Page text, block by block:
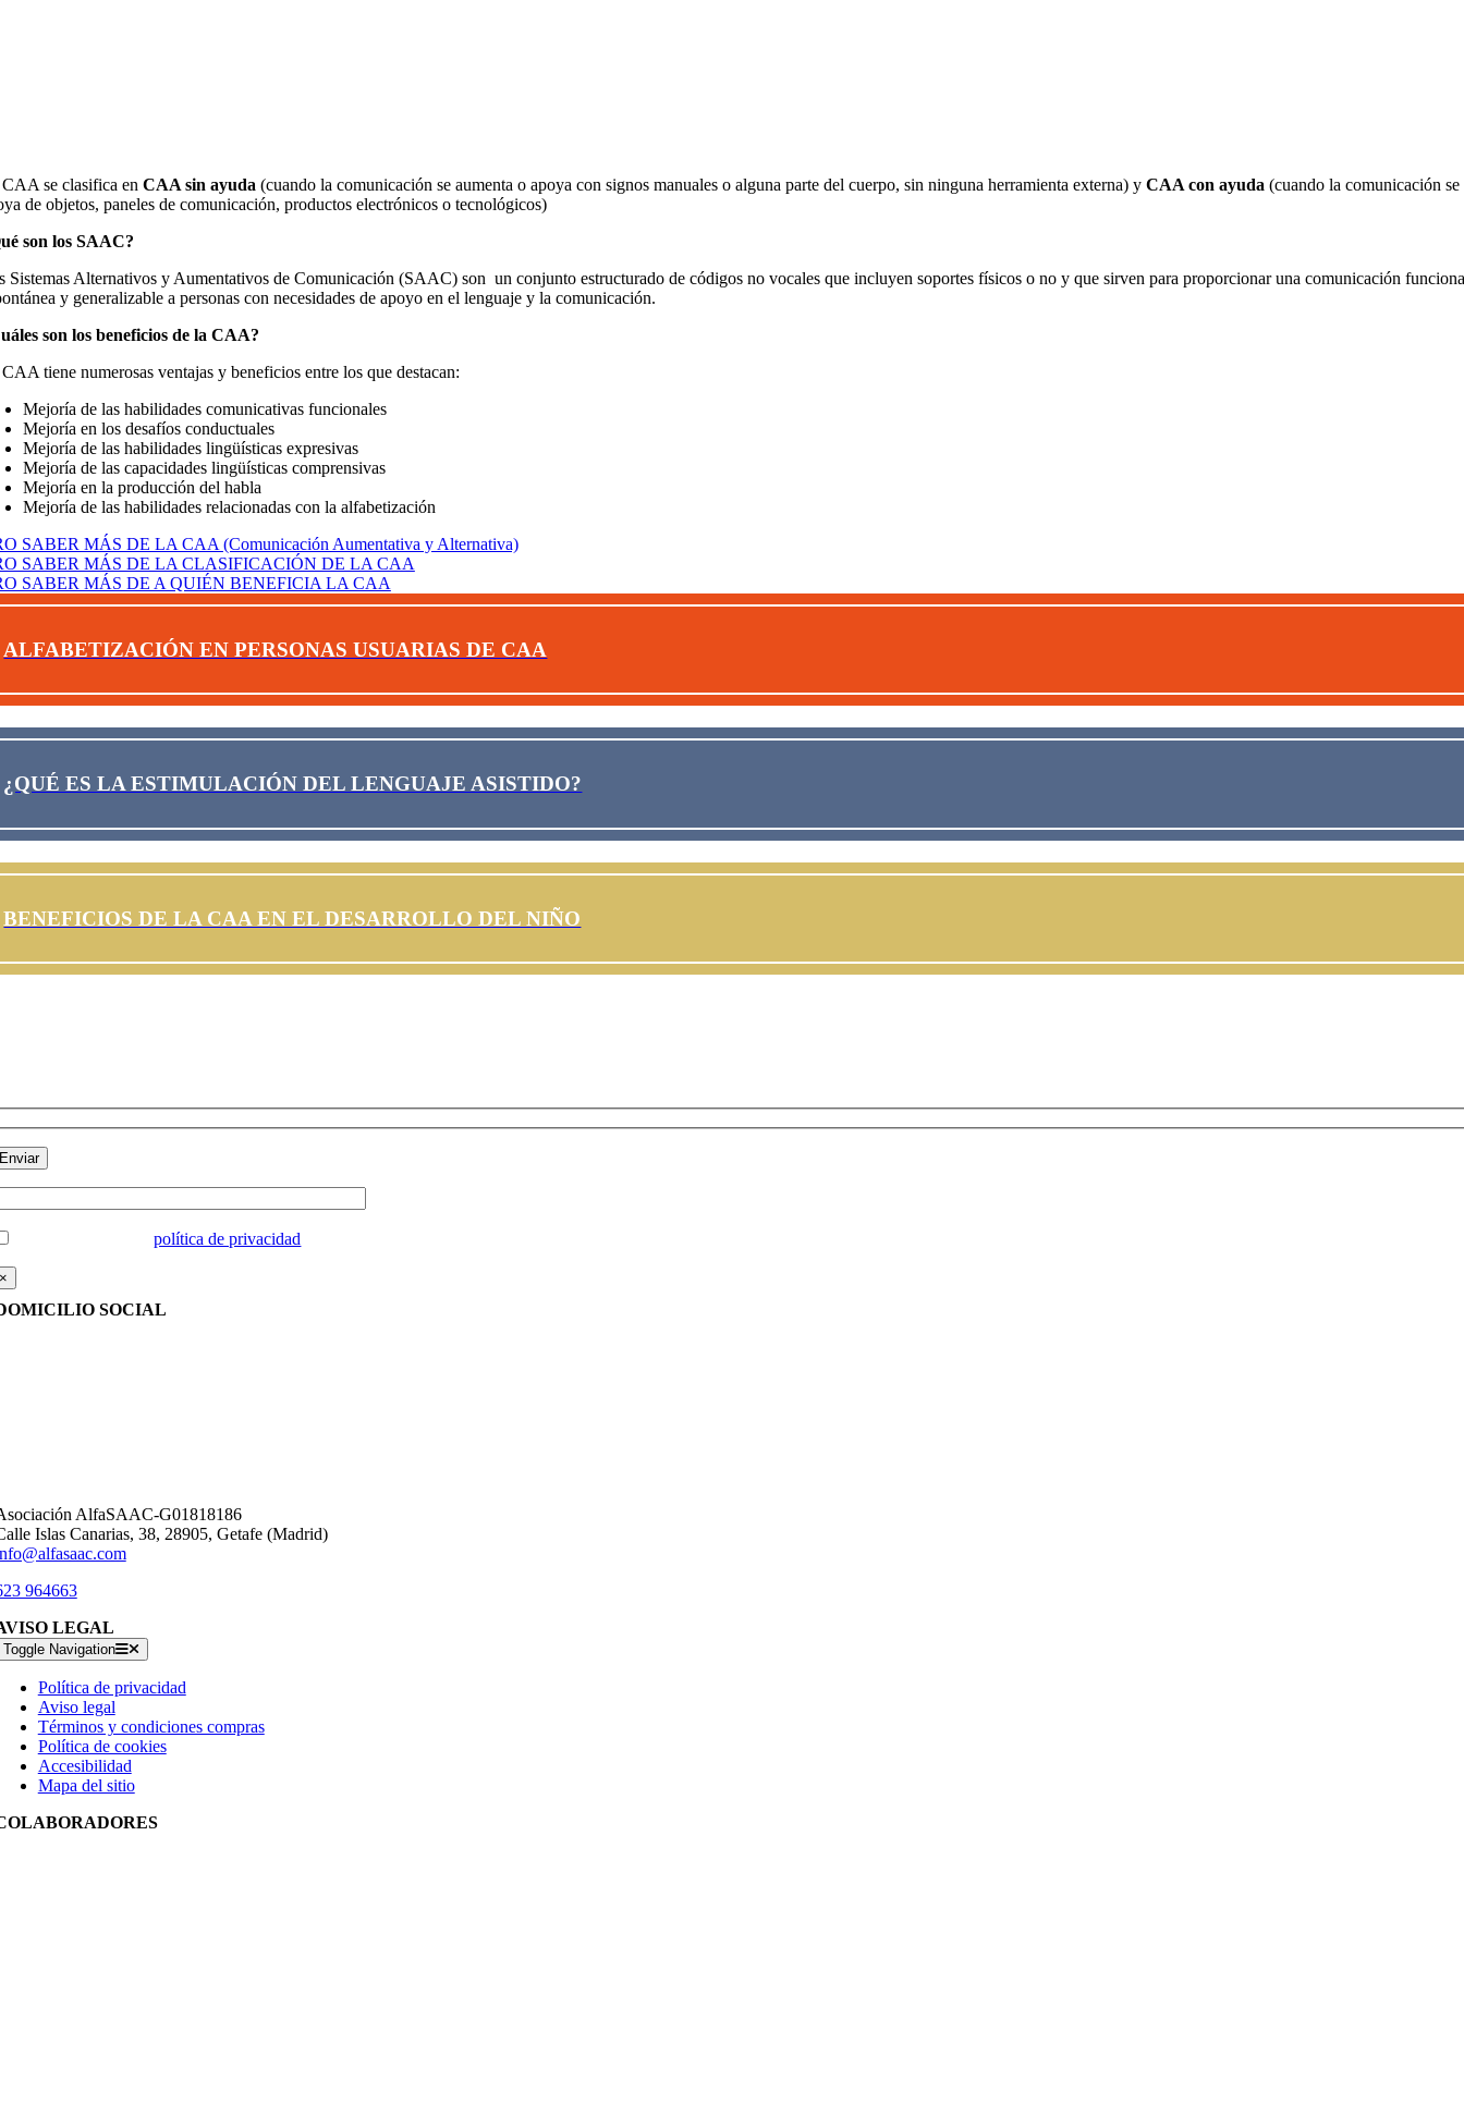
se clasifica en CAA sin ayuda (cuando la comunicación se aumenta o apoya con signos manuales o alguna parte del cuerpo, sin ninguna herramienta externa) yCAA con ayuda (cuando la comunicación se
de objetos, paneles de comunicación, productos electrónicos o tecnológicos)
son los SAAC?
Sistemas Alternativos y Aumentativos de Comunicación (SAAC) son un conjunto estructurado de códigos no vocales que incluyen soportes físicos o no y que sirven para proporcionar una comunicación
y generalizable a personas con necesidades de apoyo en el lenguaje y la comunicación.
son los beneficios de la CAA?
tiene numerosas ventajas y beneficios entre los que destacan:
Mejoría de las habilidades comunicativas funcionales
Mejoría en los desafíos conductuales
Mejoría de las habilidades lingüísticas expresivas
Mejoría de las capacidades lingüísticas comprensivas
Mejoría en la producción del habla
Mejoría de las habilidades relacionadas con la alfabetización
SABER MÁS DE LA CAA (Comunicación Aumentativa y Alternativa)
SABER MÁS DE LA CLASIFICACIÓN DE LA CAA
SABER MÁS DE A QUIÉN BENEFICIA LA CAA
ALFABETIZACIÓN EN PERSONAS USUARIAS DE CAA
¿QUÉ ES LA ESTIMULACIÓN DEL LENGUAJE ASISTIDO?
BENEFICIOS DE LA CAA EN EL DESARROLLO DEL NIÑO
He leido y acepto lapolítica de privacidad
×
SOCIAL
AlfaSAAC-G01818186
Islas Canarias, 38, 28905, Getafe (Madrid)
964663
LEGAL
Toggle Navigation
Política de privacidad
Aviso legal
Términos y condiciones compras
Política de cookies
Accesibilidad
Mapa del sitio